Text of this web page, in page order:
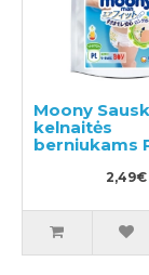
Moony
kelnaitės
berniukams
2,49€